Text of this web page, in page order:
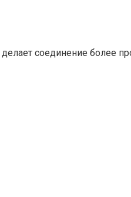
соединение более